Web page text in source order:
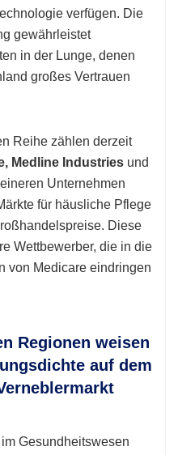
verfügen. Die
gewährleistet
in der Lunge, denen
großes Vertrauen
Reihe zählen derzeit
Medline Industries und
Unternehmen
für häusliche Pflege
Diese
Wettbewerber, die in die
von Medicare eindringen
Regionen weisen
auf dem
Gesundheitswesen